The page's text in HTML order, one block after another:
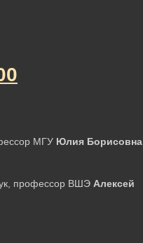
МГУ Юлия Борисовна
профессор ВШЭ Алексей